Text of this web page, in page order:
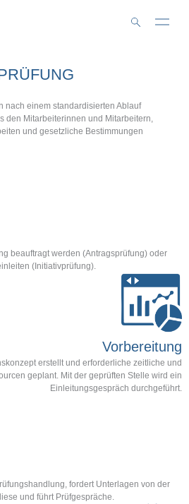
nach einem standardisierten Ablauf
den Mitarbeiterinnen und Mitarbeitern,
und gesetzliche Bestimmungen
beauftragt werden (Antragsprüfung) oder
(Initiativprüfung).
Vorbereitung
erstellt und erforderliche zeitliche und
geplant. Mit der geprüften Stelle wird ein
Einleitungsgespräch durchgeführt.
fordert Unterlagen von der
und führt Prüfgespräche.